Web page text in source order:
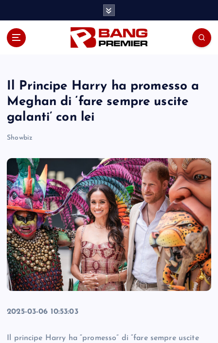
Il Principe Harry ha promesso a
Meghan di ‘fare sempre uscite
galanti’ con lei
Showbiz
2025-03-06 10:53:03
Il principe Harry ha “promesso” di “fare sempre uscite